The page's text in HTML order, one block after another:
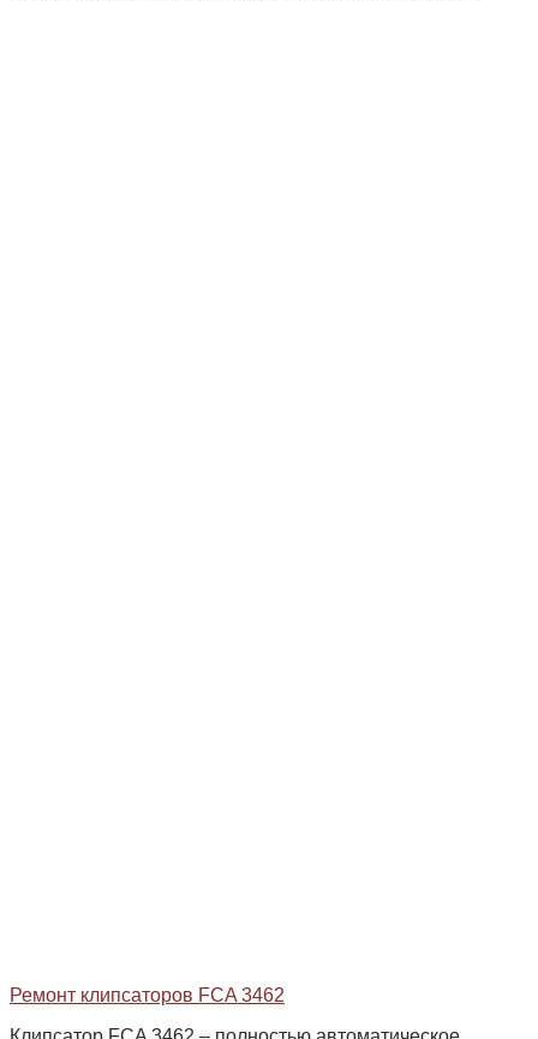
Ремонт клипсаторов FCA 3462